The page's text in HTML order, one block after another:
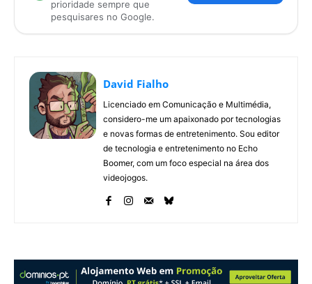
prioridade sempre que
pesquisares no Google.
David Fialho
Licenciado em Comunicação e Multimédia,
considero-me um apaixonado por tecnologias
e novas formas de entretenimento. Sou editor
de tecnologia e entretenimento no Echo
Boomer, com um foco especial na área dos
videojogos.